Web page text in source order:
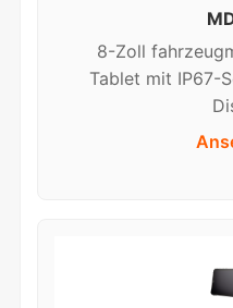
8-Zoll
Tablet mit IP67-